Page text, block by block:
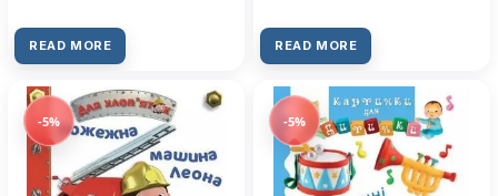
READ MORE READ MORE
-5% -5%